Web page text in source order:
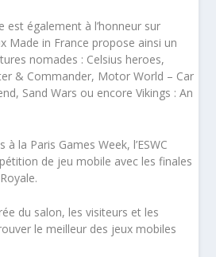
est également à l’honneur sur
Made in France propose ainsi un
nomades : Celsius heroes,
& Commander, Motor World – Car
Sand Wars ou encore Vikings : An
la Paris Games Week, l’ESWC
de jeu mobile avec les finales
du salon, les visiteurs et les
le meilleur des jeux mobiles